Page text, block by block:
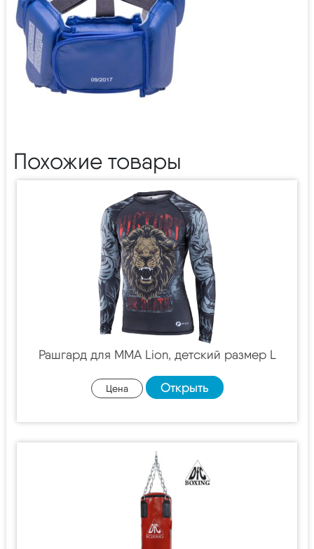
Похожие товары
Рашгард для MMA Lion, детский размер L
Цена Открыть